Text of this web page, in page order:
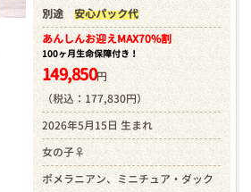
別途 安心パック代
あんしんお迎えMAX70%割
100ヶ月生命保障付き！
149,850円
（税込：177,830円）
2026年5月15日 生まれ
女の子♀
ポメラニアン、ミニチュア・ダック